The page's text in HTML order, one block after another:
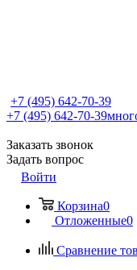
+7 (495) 642-70-39
+7 (495) 642-70-39
Заказать звонок
Задать вопрос
Войти
Корзина0
Отложенные0
Сравнение